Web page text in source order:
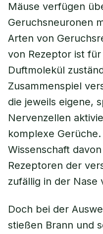
Mäuse verfügen
Geruchsneuronen
Arten von
von Rezeptor ist
Duftmolekül
Zusammenspiel
die jeweils eigene,
Nervenzellen
komplexe
Wissenschaft
Rezeptoren der
zufällig in der Nase
Doch bei der
stießen Brann und